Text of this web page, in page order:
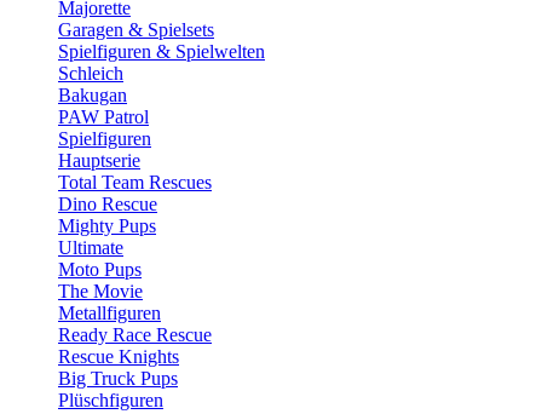
Majorette
Garagen & Spielsets
Spielfiguren & Spielwelten
Schleich
Bakugan
PAW Patrol
Spielfiguren
Hauptserie
Total Team Rescues
Dino Rescue
Mighty Pups
Ultimate
Moto Pups
The Movie
Metallfiguren
Ready Race Rescue
Rescue Knights
Big Truck Pups
Plüschfiguren